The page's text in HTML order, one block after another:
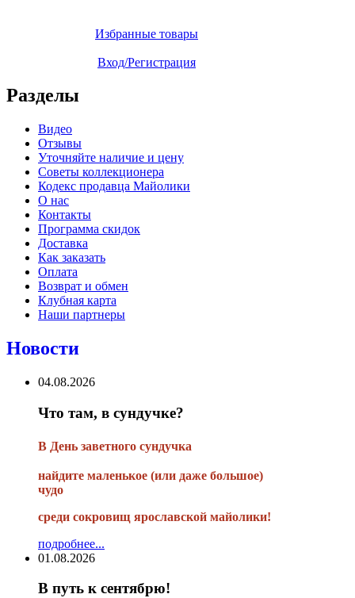
Избранные товары
Вход/Регистрация
Разделы
Видео
Отзывы
Уточняйте наличие и цену
Советы коллекционера
Кодекс продавца Майолики
О нас
Контакты
Программа скидок
Доставка
Как заказать
Оплата
Возврат и обмен
Клубная карта
Наши партнеры
Новости
04.08.2026
Что там, в сундучке?
В День заветного сундучка
найдите маленькое (или даже большое)
чудо
среди сокровищ ярославской майолики!
подробнее...
01.08.2026
В путь к сентябрю!